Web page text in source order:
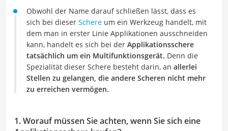
Obwohl der Name darauf schließen lässt, dass es
sich bei dieser Schere um ein Werkzeug handelt, mit
dem man in erster Linie Applikationen ausschneiden
kann, handelt es sich bei der Applikationsschere
tatsächlich um ein Multifunktionsgerät. Denn die
Spezialität dieser Schere besteht darin, an allerlei
Stellen zu gelangen, die andere Scheren nicht mehr
zu erreichen vermögen.
1. Worauf müssen Sie achten, wenn Sie sich eine